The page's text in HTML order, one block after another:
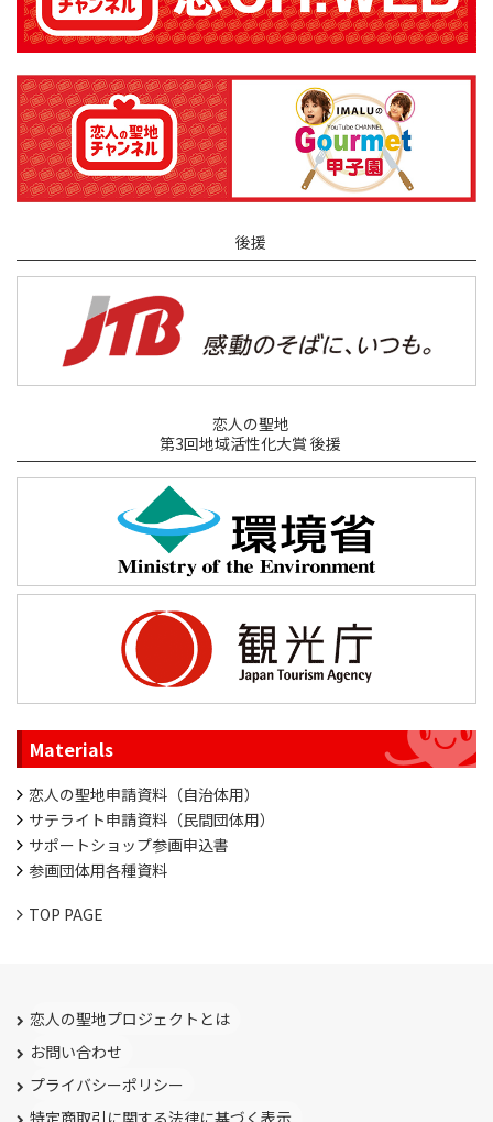
後援
恋人の聖地
第3回地域活性化大賞 後援
Materials
恋人の聖地申請資料（自治体用）
サテライト申請資料（民間団体用）
サポートショップ参画申込書
参画団体用各種資料
TOP PAGE
恋人の聖地プロジェクトとは
お問い合わせ
プライバシーポリシー
特定商取引に関する法律に基づく表示